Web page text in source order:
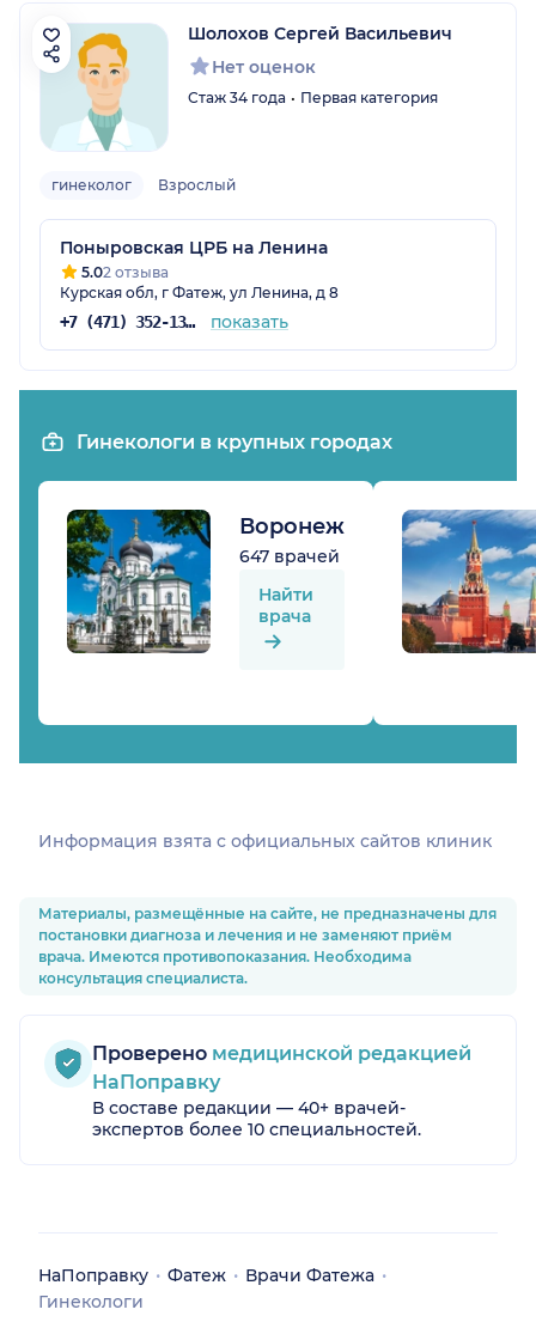
Шолохов Сергей Васильевич
Нет оценок
Стаж 34 года Первая категория
гинеколог Взрослый
Поныровская ЦРБ на Ленина
5.02 отзыва
Курская обл, г Фатеж, ул Ленина, д 8
+7 (471) 352-13-44 показать
Гинекологи в крупных городах
Воронеж
647 врачей
Найти
врача
Информация взята c официальных сайтов клиник
Материалы, размещённые на сайте, не предназначены для
постановки диагноза и лечения и не заменяют приём
врача. Имеются противопоказания. Необходима
консультация специалиста.
Проверено медицинской редакцией
НаПоправку
В составе редакции — 40+ врачей-
экспертов более 10 специальностей.
НаПоправку Фатеж
Врачи Фатежа
Гинекологи